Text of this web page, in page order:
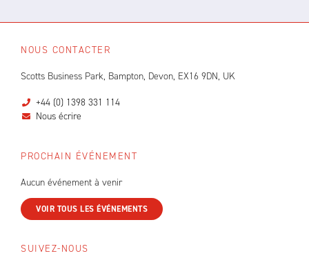
NOUS CONTACTER
Scotts Business Park, Bampton, Devon, EX16 9DN, UK
+44 (0) 1398 331 114
Nous écrire
PROCHAIN ÉVÉNEMENT
Aucun événement à venir
VOIR TOUS LES ÉVÉNEMENTS
SUIVEZ-NOUS